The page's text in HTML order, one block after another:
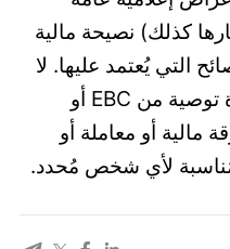
كذلك) نصيحة مالية
التي يُعتمد عليها. لا
يُمثل أي رأي مُقدم في المادة توصية من EBC أو
مالية أو معاملة أو
مُناسبة لأي شخص مُحدد.